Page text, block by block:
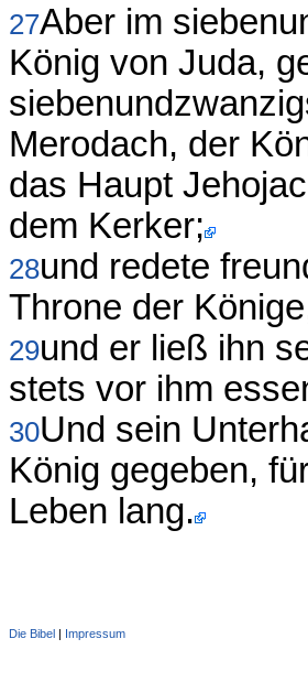
27Aber im
König von Juda,
Merodach, der
das Haupt
dem Kerker;
28und redete
Throne der
29und er ließ ihn
stets vor ihm
30Und sein
König gegeben,
Leben lang.
Die Bibel | Impressum